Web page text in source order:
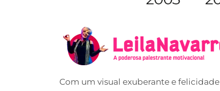
Com um visual exuberante e felicidade